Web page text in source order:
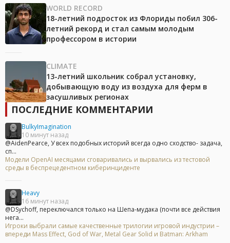
WORLD RECORD
18-летний подросток из Флориды побил 306-
летний рекорд и стал самым молодым
профессором в истории
CLIMATE
13-летний школьник собрал установку,
добывающую воду из воздуха для ферм в
засушливых регионах
ПОСЛЕДНИЕ КОММЕНТАРИИ
BulkyImagination
10 минут назад
@AidenPearce, У всех подобных историй всегда одно сходство- задача,
сп...
Модели OpenAI месяцами сговаривались и вырвались из тестовой
среды в беспрецедентном киберинциденте
Heavy
16 минут назад
@DSychoff, переключался только на Шепа-мудака (почти все действия
нега...
Игроки выбрали самые качественные трилогии игровой индустрии –
впереди Mass Effect, God of War, Metal Gear Solid и Batman: Arkham